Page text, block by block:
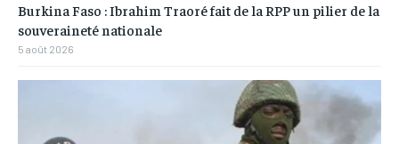
Burkina Faso : Ibrahim Traoré fait de la RPP un pilier de la
souveraineté nationale
5 août 2026